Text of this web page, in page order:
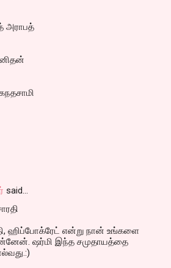
அராபத்
said…
ஹிப்போக்ரேட் என்று நான் உங்களை
ஷர்மி இந்த சமுதாயத்தை